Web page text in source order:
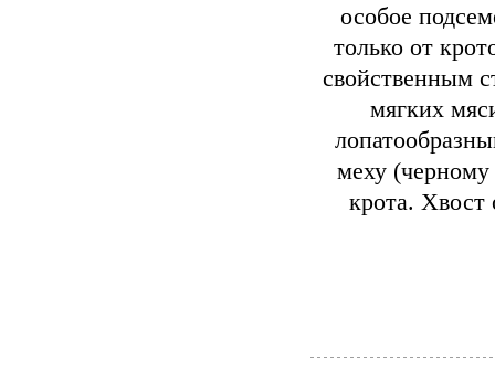
особое
только от
свойственным
мягких
меху (черному
крота.